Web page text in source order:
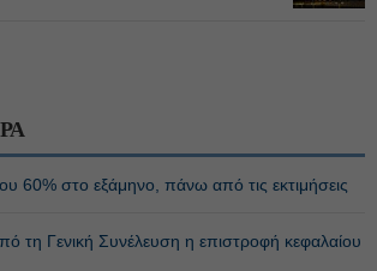
60% στο εξάμηνο, πάνω από τις εκτιμήσεις
τη Γενική Συνέλευση η επιστροφή κεφαλαίου